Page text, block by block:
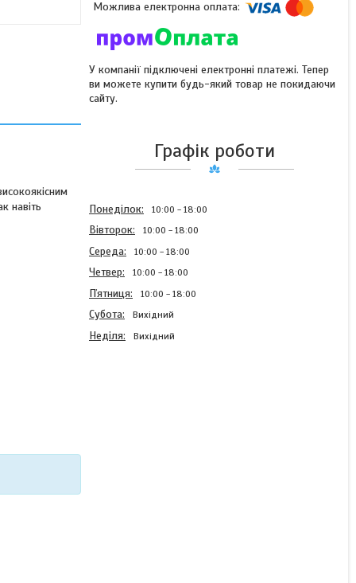
навіть
У компанії підключені електронні платежі. Тепер
ви можете купити будь-який товар не покидаючи
сайту.
Графік роботи
Понеділок 10:00 18:00
Вівторок 10:00 18:00
Середа 10:00 18:00
Четвер 10:00 18:00
Пʼятниця 10:00 18:00
Субота Вихідний
Неділя Вихідний